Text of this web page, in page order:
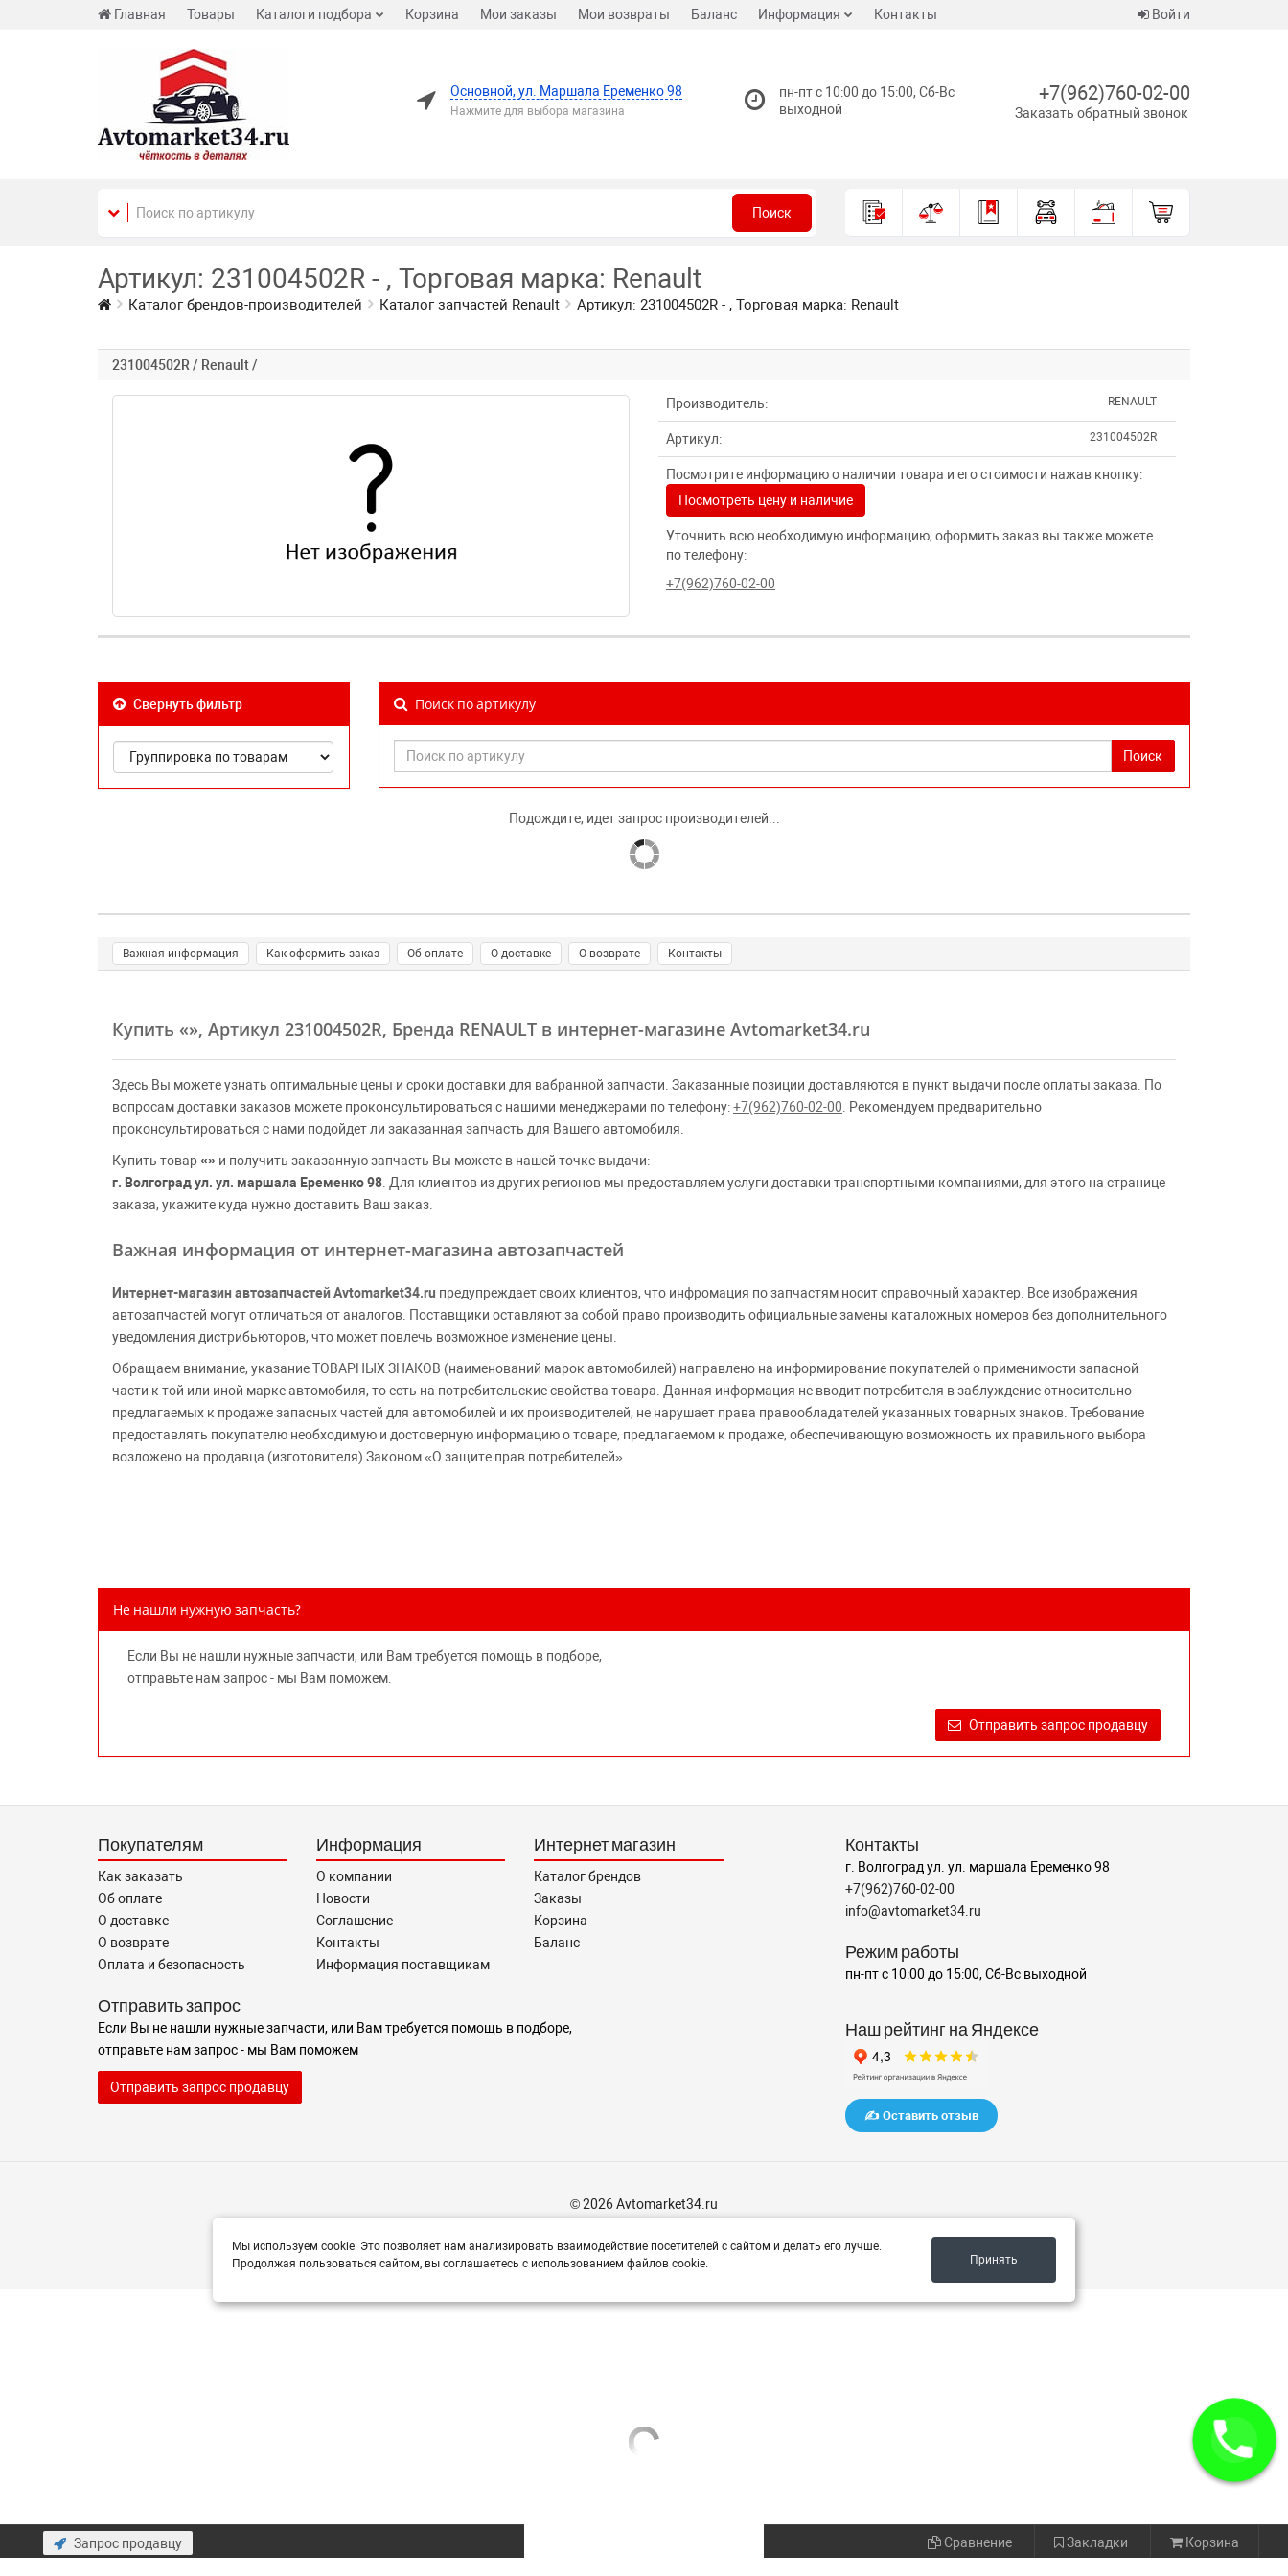
Главная Товары Каталоги подбора Корзина Мои заказы Мои возвраты Баланс Информация Контакты Войти
Основной, ул. Маршала Еременко 98
Нажмите для выбора магазина
пн-пт с 10:00 до 15:00, Сб-Вс
выходной
+7(962)760-02-00
Заказать обратный звонок
Поиск
Артикул: 231004502R - , Торговая марка: Renault
Каталог брендов-производителей Каталог запчастей Renault Артикул: 231004502R - , Торговая марка: Renault
231004502R / Renault /
Производитель: RENAULT
Артикул: 231004502R
Посмотрите информацию о наличии товара и его стоимости нажав кнопку:
Посмотреть цену и наличие
Уточнить всю необходимую информацию, оформить заказ вы также можете
по телефону:
+7(962)760-02-00
Свернуть фильтр Поиск по артикулу
Поиск
Подождите, идет запрос производителей...
Важная информация Как оформить заказ Об оплате О доставке О возврате Контакты
Купить «», Артикул 231004502R, Бренда RENAULT в интернет-магазине Avtomarket34.ru
Здесь Вы можете узнать оптимальные цены и сроки доставки для вабранной запчасти. Заказанные позиции доставляются в пункт выдачи после оплаты заказа. По
вопросам доставки заказов можете проконсультироваться с нашими менеджерами по телефону:+7(962)760-02-00 . Рекомендуем предварительно
проконсультироваться с нами подойдет ли заказанная запчасть для Вашего автомобиля.
Купить товар«» и получить заказанную запчасть Вы можете в нашей точке выдачи:
г. Волгоград ул. ул. маршала Еременко 98 . Для клиентов из других регионов мы предоставляем услуги доставки транспортными компаниями, для этого на странице
заказа, укажите куда нужно доставить Ваш заказ.
Важная информация от интернет-магазина автозапчастей
Интернет-магазин автозапчастей Avtomarket34.ru предупреждает своих клиентов, что инфромация по запчастям носит справочный характер. Все изображения
автозапчастей могут отличаться от аналогов. Поставщики оставляют за собой право производить официальные замены каталожных номеров без дополнительного
уведомления дистрибьюторов, что может повлечь возможное изменение цены.
Обращаем внимание, указание ТОВАРНЫХ ЗНАКОВ (наименований марок автомобилей) направлено на информирование покупателей о применимости запасной
части к той или иной марке автомобиля, то есть на потребительские свойства товара. Данная информация не вводит потребителя в заблуждение относительно
предлагаемых к продаже запасных частей для автомобилей и их производителей, не нарушает права правообладателей указанных товарных знаков. Требование
предоставлять покупателю необходимую и достоверную информацию о товаре, предлагаемом к продаже, обеспечивающую возможность их правильного выбора
возложено на продавца (изготовителя) Законом «О защите прав потребителей».
Не нашли нужную запчасть?
Если Вы не нашли нужные запчасти, или Вам требуется помощь в подборе,
отправьте нам запрос - мы Вам поможем.
Отправить запрос продавцу
Покупателям
Как заказать
Об оплате
О доставке
О возврате
Оплата и безопасность
Информация
О компании
Новости
Соглашение
Контакты
Информация поставщикам
Интернет магазин
Каталог брендов
Заказы
Корзина
Баланс
Отправить запрос
Если Вы не нашли нужные запчасти, или Вам требуется помощь в подборе,
отправьте нам запрос - мы Вам поможем
Отправить запрос продавцу
Контакты
г. Волгоград ул. ул. маршала Еременко 98
+7(962)760-02-00
info@avtomarket34.ru
Режим работы
пн-пт с 10:00 до 15:00, Сб-Вс выходной
Наш рейтинг на Яндексе
✍️ Оставить отзыв
© 2026 Avtomarket34.ru
Мы используем cookie. Это позволяет нам анализировать взаимодействие посетителей с сайтом и делать его лучше.
Продолжая пользоваться сайтом, вы соглашаетесь с использованием файлов cookie.
Принять
Запрос продавцу Сравнение Закладки Корзина